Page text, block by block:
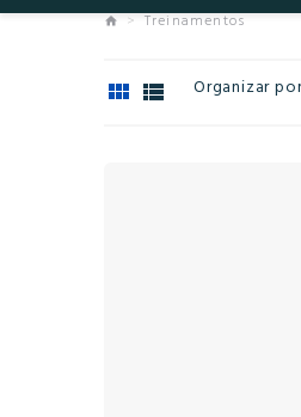
Treinamentos
Organizar